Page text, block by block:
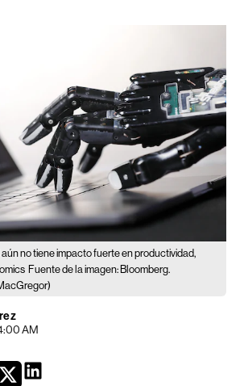
no tiene impacto fuerte en productividad,
Fuente de la imagen: Bloomberg.
AM